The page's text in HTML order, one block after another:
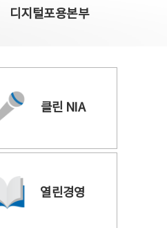
디지털포용본부
클린 NIA
열린경영